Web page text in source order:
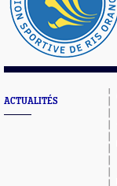
ACTUALITÉS